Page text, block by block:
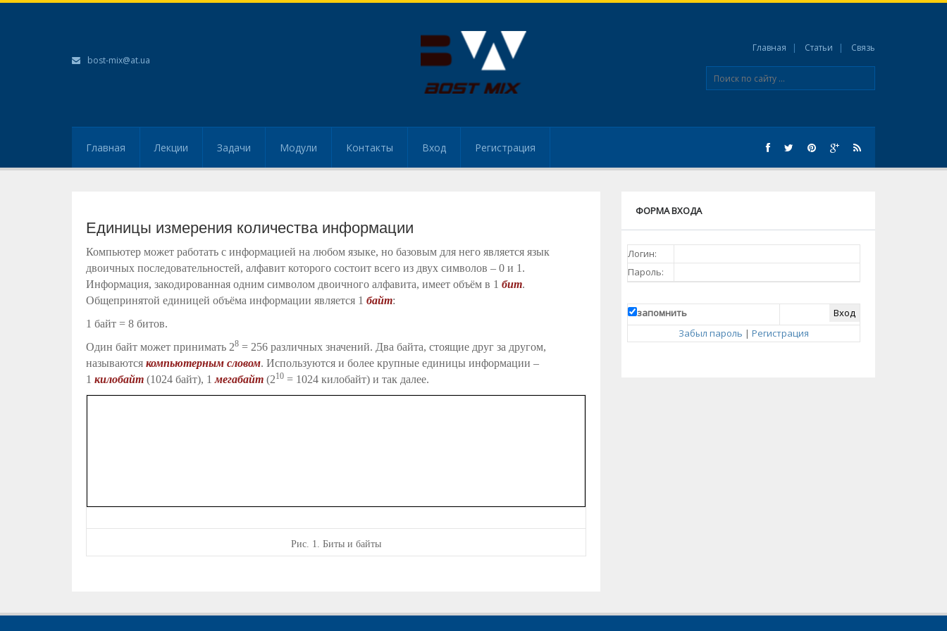
bost-mix@at.ua
Главная Статьи Связь
Главная Лекции Задачи Модули Контакты Вход Регистрация
Единицы измерения количества информации
Компьютер может работать с информацией на любом языке, но базовым для него является язык
двоичных последовательностей, алфавит которого состоит всего из двух символов – 0 и 1.
Информация, закодированная одним символом двоичного алфавита, имеет объём в 1 бит.
Общепринятой единицей объёма информации является 1 байт:
1 байт = 8 битов.
Один байт может принимать 28 = 256 различных значений. Два байта, стоящие друг за другом,
называются компьютерным словом. Используются и более крупные единицы информации –
1 килобайт (1024 байт), 1мегабайт (210 = 1024 килобайт) и так далее.
Рис. 1. Биты и байты
ФОРМА ВХОДА
Логин:
Пароль:
запомнить
Забыл пароль |Регистрация